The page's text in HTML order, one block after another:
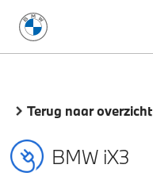
Terug naar overzicht
BMW iX3